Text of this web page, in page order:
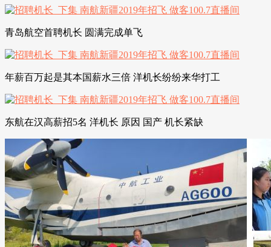
青岛航空首聘机长 圆满完成单飞
年薪百万起是其本国薪水三倍 洋机长纷纷来华打工
东航在汉高薪招5名 洋机长 原因 国产 机长紧缺